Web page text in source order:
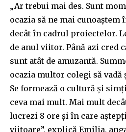
„Ar trebui mai des. Sunt
ocazia să ne mai
decât în cadrul proiectelor.
de anul viitor. Până azi cred
sunt atât de amuzantă.
ocazia multor colegi să vadă
Se formează o cultură și
ceva mai mult. Mai mult
lucrezi 8 ore și în care
viitoare”, explică Emilia,